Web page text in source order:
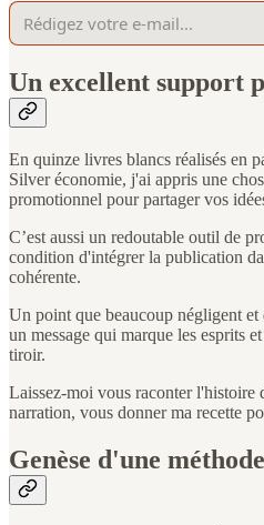
Un excellent support
En quinze livres blancs réalisés en
Silver économie, j'ai appris une
promotionnel pour partager vos
C’est aussi un redoutable outil de
condition d'intégrer la publication
cohérente.
Un point que beaucoup négligent
un message qui marque les esprits
tiroir.
Laissez-moi vous raconter l'histoire
narration, vous donner ma recette
Genèse d'une méthode